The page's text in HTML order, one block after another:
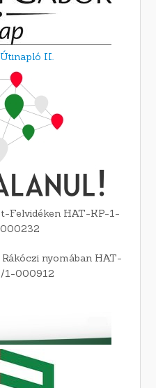
Útinapló II.
Felvidéken HAT-KP-1-
nyomában HAT-
1-000912